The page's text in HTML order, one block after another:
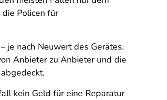
Policen für
je nach Neuwert des Gerätes.
Anbieter zu Anbieter und die
kein Geld für eine Reparatur